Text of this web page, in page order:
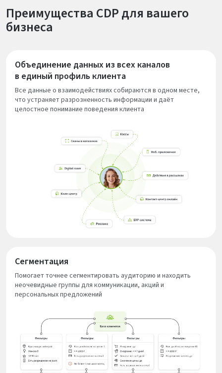
Преимущества CDP для вашего
бизнеса
Объединение данных из всех каналов
в единый профиль клиента
Все данные о взаимодействиях собираются в одном месте,
что устраняет разрозненность информации и даёт
целостное понимание поведения клиента
Сегментация
Помогает точнее сегментировать аудиторию и находить
неочевидные группы для коммуникации, акций и
персональных предложений